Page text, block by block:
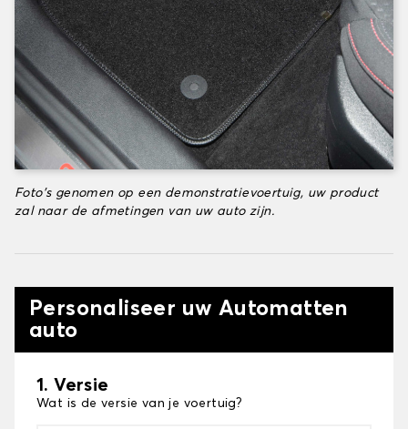
Foto's genomen op een demonstratievoertuig, uw product
zal naar de afmetingen van uw auto zijn.
Personaliseer uw Automatten
auto
1. Versie
Wat is de versie van je voertuig?